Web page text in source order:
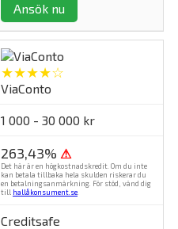
Ansök nu
★★★★☆
ViaConto
1 000 - 30 000 kr
263,43% ⚠
Det här är en högkostnadskredit. Om du inte
kan betala tillbaka hela skulden riskerar du
en betalningsanmärkning. För stöd, vänd dig
till hallåkonsument.se
Creditsafe